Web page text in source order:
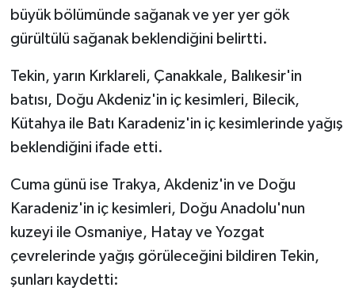
büyük bölümünde sağanak ve yer yer gök
gürültülü sağanak beklendiğini belirtti.
Tekin, yarın Kırklareli, Çanakkale, Balıkesir'in
batısı, Doğu Akdeniz'in iç kesimleri, Bilecik,
Kütahya ile Batı Karadeniz'in iç kesimlerinde yağış
beklendiğini ifade etti.
Cuma günü ise Trakya, Akdeniz'in ve Doğu
Karadeniz'in iç kesimleri, Doğu Anadolu'nun
kuzeyi ile Osmaniye, Hatay ve Yozgat
çevrelerinde yağış görüleceğini bildiren Tekin,
şunları kaydetti: